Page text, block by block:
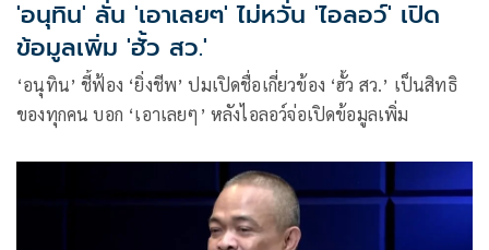
'อนุทิน' ลั่น 'เอาเลยๆ' ไม่หวั่น 'ไอลอว์' เปิด
ข้อมูลเพิ่ม 'ฮั้ว สว.'
‘อนุทิน’ ชี้ฟ้อง ‘ยิ่งชีพ’ ปมเปิดชื่อเกี่ยวข้อง ‘ฮั้ว สว.’ เป็นสิทธิ
ของทุกคน บอก ‘เอาเลยๆ’ หลังไอลอว์จ่อเปิดข้อมูลเพิ่ม